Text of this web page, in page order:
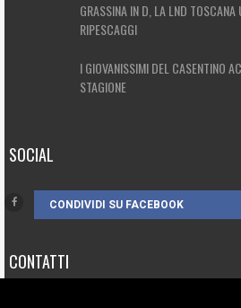
GRASSINA IN D, LA LND
RIPESCAGGI
I GIOVANISSIMI DEL CASENTINO
STAGIONE
SOCIAL
CONDIVIDI SU FACEBOOK
CONTATTI